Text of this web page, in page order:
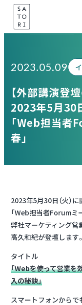
Skip
content
2023.05.09
【外部講演登
2023年5月30
「Web担当
春」
2023年5月30日（火）
「Web担当者Forumミ
弊社マーケティング営
高久和紀が登壇します。
タイトル
「Webを使って営業を
入の秘訣」
スマートフォンからで